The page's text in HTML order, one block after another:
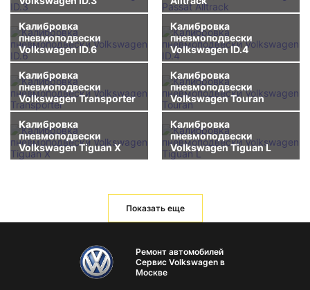
Калибровка
пневмоподвески
Volkswagen ID.6
Калибровка
пневмоподвески
Volkswagen ID.4
Калибровка
пневмоподвески
Volkswagen Transporter
Калибровка
пневмоподвески
Volkswagen Touran
Калибровка
пневмоподвески
Volkswagen Tiguan X
Калибровка
пневмоподвески
Volkswagen Tiguan L
Показать еще
Ремонт автомобилей
Сервис Volkswagen в
Москве